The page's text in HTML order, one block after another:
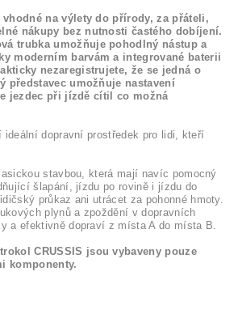
vhodné na výlety do přírody, za přáteli,
nákupy bez nutnosti častého dobíjení.
trubka umožňuje pohodlný nástup a
moderním barvám a integrované baterii
nezaregistrujete, že se jedná o
představec umožňuje nastavení
jezdec při jízdě cítil co možná
ideální dopravní prostředek pro lidi, kteří
stavbou, která mají navíc pomocný
šlapání, jízdu po rovině i jízdu do
průkaz ani utrácet za pohonné hmoty.
plynů a zpoždění v dopravních
a efektivně dopraví z místa A do místa B.
CRUSSIS jsou vybaveny pouze
komponenty.